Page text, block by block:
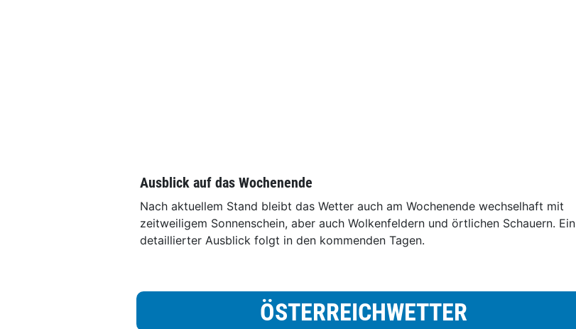
Ausblick auf das Wochenende
Nach aktuellem Stand bleibt das Wetter auch am Wochenende wechselhaft mit
zeitweiligem Sonnenschein, aber auch Wolkenfeldern und örtlichen Schauern. Ein
detaillierter Ausblick folgt in den kommenden Tagen.
ÖSTERREICHWETTER